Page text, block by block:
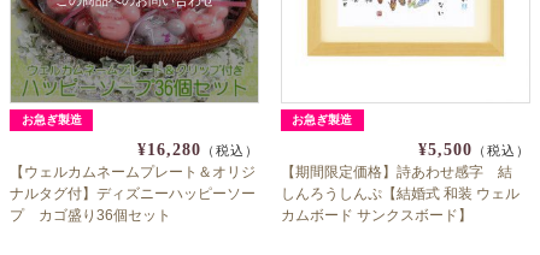
お急ぎ製造
¥16,280 （税込）
【ウェルカムネームプレート＆オリジ
ナルタグ付】ディズニーハッピーソー
プ カゴ盛り36個セット
お急ぎ製造
¥5,500 （税込）
【期間限定価格】詩あわせ感字 結
しんろうしんぷ【結婚式 和装 ウェル
カムボード サンクスボード】